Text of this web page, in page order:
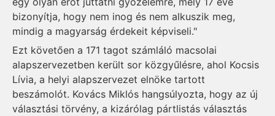
bizonyítja, hogy nem inog és nem alkuszik meg,
mindig a magyarság érdekeit képviseli."
Ezt követően a 171 tagot számláló macsolai
alapszervezetben került sor közgyűlésre, ahol Kocsis
Lívia, a helyi alapszervezet elnöke tartott
beszámolót. Kovács Miklós hangsúlyozta, hogy az új
választási törvény, a kizárólag pártlistás választás